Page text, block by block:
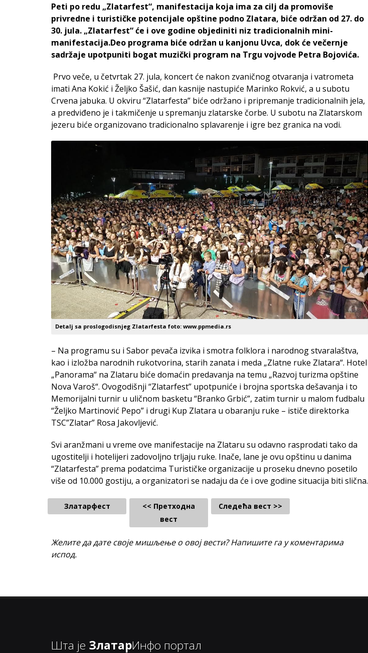
Peti po redu „Zlatarfest“, manifestacija koja ima za cilj da promoviše
privredne i turističke potencijale opštine podno Zlatara, biće održan od 27. do
30. jula. „Zlatarfest“ će i ove godine objediniti niz tradicionalnih mini-
manifestacija.Deo programa biće održan u kanjonu Uvca, dok će večernje
sadržaje upotpuniti bogat muzički program na Trgu vojvode Petra Bojovića.
Prvo veče, u četvrtak 27. jula, koncert će nakon zvaničnog otvaranja i vatrometa
imati Ana Kokić i Željko Šašić, dan kasnije nastupiće Marinko Rokvić, a u subotu
Crvena jabuka. U okviru “Zlatarfesta” biće održano i pripremanje tradicionalnih jela,
a predviđeno je i takmičenje u spremanju zlatarske čorbe. U subotu na Zlatarskom
jezeru biće organizovano tradicionalno splavarenje i igre bez granica na vodi.
Detalj sa proslogodisnjeg Zlatarfesta foto: www.ppmedia.rs
– Na programu su i Sabor pevača izvika i smotra folklora i narodnog stvaralaštva,
kao i izložba narodnih rukotvorina, starih zanata i meda „Zlatne ruke Zlatara“. Hotel
„Panorama“ na Zlataru biće domaćin predavanja na temu „Razvoj turizma opštine
Nova Varoš“. Ovogodišnji “Zlatarfest” upotpuniće i brojna sportska dešavanja i to
Memorijalni turnir u uličnom basketu “Branko Grbić”, zatim turnir u malom fudbalu
“Željko Martinović Pepo” i drugi Kup Zlatara u obaranju ruke – ističe direktorka
TSC”Zlatar” Rosa Jakovljević.
Svi aranžmani u vreme ove manifestacije na Zlataru su odavno rasprodati tako da
ugostitelji i hotelijeri zadovoljno trljaju ruke. Inače, lane je ovu opštinu u danima
“Zlatarfesta” prema podatcima Turističke organizacije u proseku dnevno posetilo
više od 10.000 gostiju, a organizatori se nadaju da će i ove godine situacija biti slična.
Златарфест
<< Претходна
вест
Следећа вест >>
Желите да дате своје мишљење о овој вести? Напишите га у коментарима
испод.
Шта је ЗлатарИнфо портал